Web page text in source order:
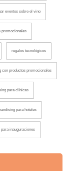
eventos sobre el vino
promocionales
regalos tecnológicos
con productos promocionales
para clínicas
para hoteles
para inauguraciones